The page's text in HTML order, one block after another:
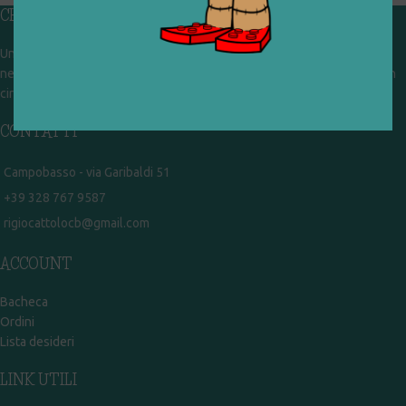
CHI SIAMO
Un gruppo di volontari che sognano di diventare un centro del riuso e
nel frattempo ricevono in dono giocattoli, li riparano e li reimmettono in
circolazione. Operiamo per un'economia civile, circolare e sostenibile.
CONTATTI
Campobasso - via Garibaldi 51
+39 328 767 9587
rigiocattolocb@gmail.com
ACCOUNT
Bacheca
Ordini
Lista desideri
LINK UTILI